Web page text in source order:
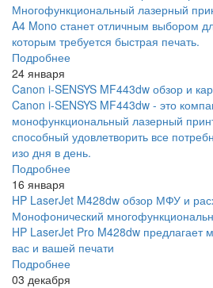
Многофункциональный лазерный
A4 Mono станет отличным выбором
которым требуется быстрая печать.
Подробнее
24 января
Canon i-SENSYS MF443dw обзор и
Canon i-SENSYS MF443dw - это
монофункциональный лазерный
способный удовлетворить все
изо дня в день.
Подробнее
16 января
HP LaserJet M428dw обзор МФУ и
Монофонический
HP LaserJet Pro M428dw предлагает
вас и вашей печати
Подробнее
03 декабря